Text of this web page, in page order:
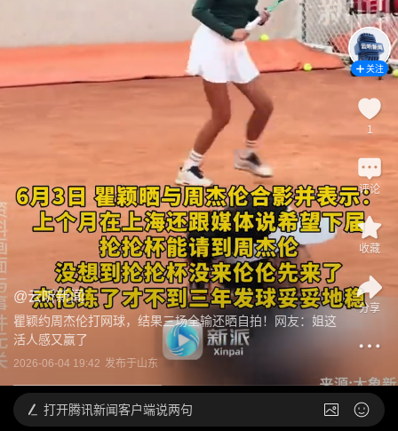
@云听新闻
瞿颖约周杰伦打网球，结果三场全输还晒自拍！网友：姐这
活人感又赢了
2026-06-04 19:42 发布于山东
关注
1
评论
收藏
分享
打开腾讯新闻客户端说两句